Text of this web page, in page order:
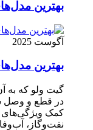
بهترین
آگوست 2025
بهترین
گیت ولو که به
در قطع و وصل
کمک ویژگی‌های
نفت‌وگاز،